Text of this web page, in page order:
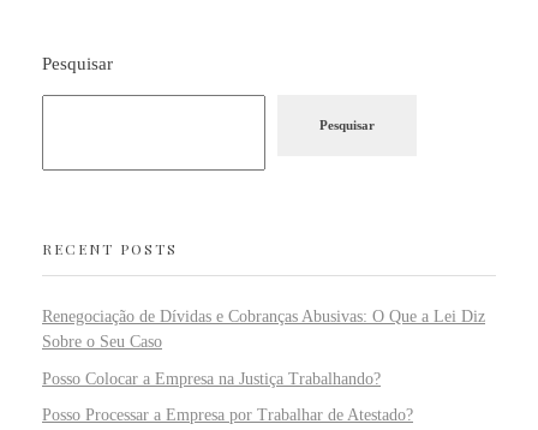
Pesquisar
Pesquisar
RECENT POSTS
Renegociação de Dívidas e Cobranças Abusivas: O Que a Lei Diz
Sobre o Seu Caso
Posso Colocar a Empresa na Justiça Trabalhando?
Posso Processar a Empresa por Trabalhar de Atestado?